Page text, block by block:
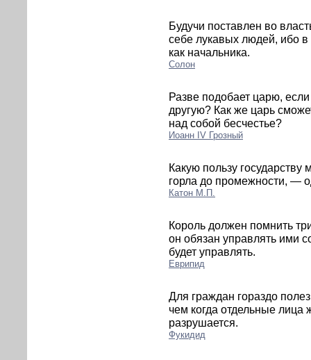
Будучи поставлен во
себе лукавых людей, ибо
как начальника.
Солон
Разве подобает царю,
другую? Как же царь
над собой бесчестье?
Иоанн IV Грозный
Какую пользу государству
горла до промежности, —
Катон М.П.
Король должен помнить
он обязан управлять ими
будет управлять.
Еврипид
Для граждан гораздо
чем когда отдельные лица
разрушается.
Фукидид